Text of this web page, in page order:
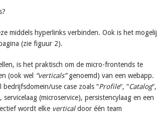
middels hyperlinks verbinden. Ook is het
(zie figuur 2).
is het praktisch om de micro-frontends te
(ook wel “verticals”genoemd) van een webapp.
use case zoals “Profile“, “Catalog“,
(microservice), persistencylaag en een
wordt elke verticaldoor één team